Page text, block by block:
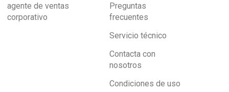
agente de ventas
corporativo
Preguntas
frecuentes
Servicio técnico
Contacta con
nosotros
Condiciones de uso